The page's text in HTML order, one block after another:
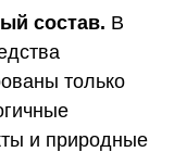
состав. В
только
и природные